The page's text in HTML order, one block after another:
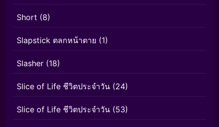
Short (8)
Slapstick ตลกหน้าตาย (1)
Slasher (18)
Slice of Life ชีวิตประจำวัน (24)
Slice of Life ชีวิตประจำวัน (53)